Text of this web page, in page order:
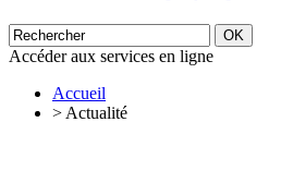
Accéder aux services en ligne
Accueil
> Actualité